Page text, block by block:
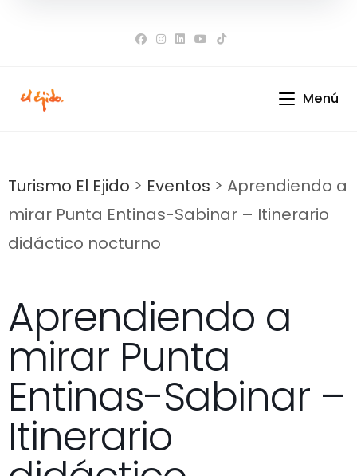
Menú
Turismo El Ejido > Eventos > Aprendiendo a
mirar Punta Entinas-Sabinar – Itinerario
didáctico nocturno
Aprendiendo a
mirar Punta
Entinas-Sabinar –
Itinerario